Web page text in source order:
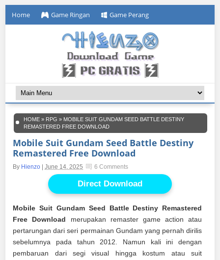
Home Game Ringan Game Perang
HOME » RPG » MOBILE SUIT GUNDAM SEED BATTLE DESTINY
REMASTERED FREE DOWNLOAD
Mobile Suit Gundam Seed Battle Destiny
Remastered Free Download
By Hienzo |June 14, 2025 6 Comments
Direct Download
Mobile Suit Gundam Seed Battle Destiny Remastered
Free Download merupakan remaster game action atau
pertarungan dari seri permainan Gundam yang pernah dirilis
sebelumnya pada tahun 2012. Namun kali ini dengan
pembaruan dari segi visual hingga kostum atau suit